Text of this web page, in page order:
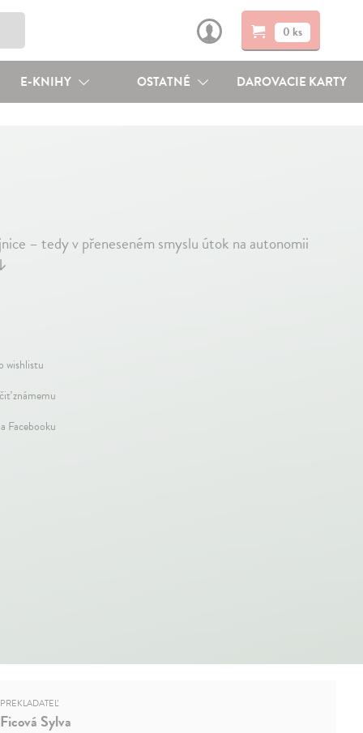
0 ks
E-KNIHY OSTATNÉ DAROVACIE KARTY
– tedy v přeneseném smyslu útok na autonomii
wishlistu
známemu
Facebooku
PREKLADATEĽ
Ficová Sylva